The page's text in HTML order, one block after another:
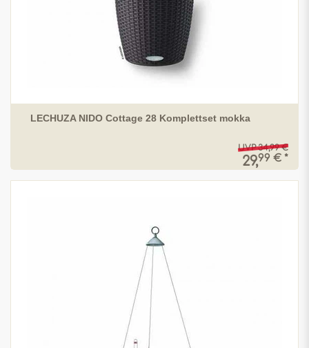
LECHUZA NIDO Cottage 28 Komplettset mokka
UVP 34,99 €
29,99 € *